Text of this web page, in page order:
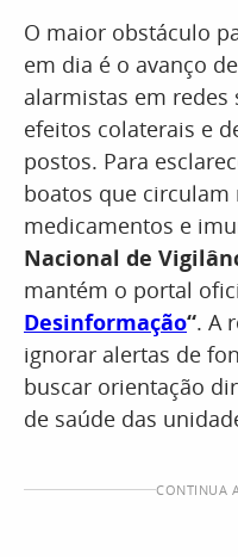
O maior obstáculo
em dia é o avanço
alarmistas em redes
efeitos colaterais e
postos. Para
boatos que
medicamentos e
Nacional de
mantém o portal
Desinformação“. A
ignorar alertas de
buscar orientação
de saúde das
CONTINUA